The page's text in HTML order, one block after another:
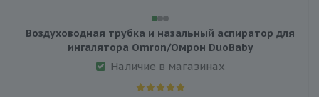
Воздуховодная трубка и назальный аспиратор для
ингалятора Omron/Омрон DuoBaby
Наличие в магазинах